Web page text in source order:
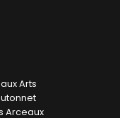
Arts
Arceaux